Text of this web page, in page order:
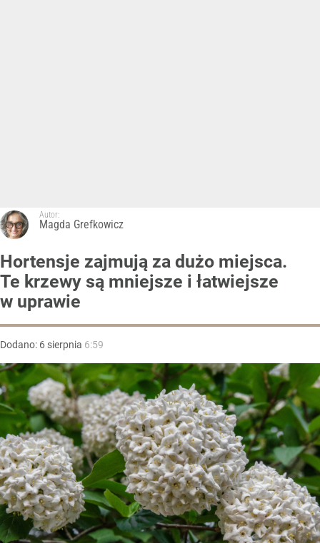
Autor:
Magda Grefkowicz
Hortensje zajmują za dużo miejsca.
Te krzewy są mniejsze i łatwiejsze
w uprawie
Dodano: 6 sierpnia 6:59